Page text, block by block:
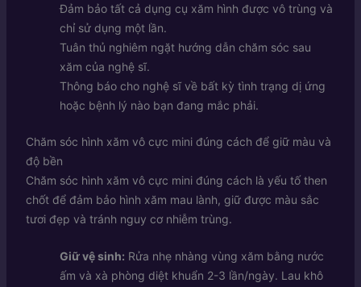
Đảm bảo tất cả dụng cụ xăm hình được vô trùng và
chỉ sử dụng một lần.
Tuân thủ nghiêm ngặt hướng dẫn chăm sóc sau
xăm của nghệ sĩ.
Thông báo cho nghệ sĩ về bất kỳ tình trạng dị ứng
hoặc bệnh lý nào bạn đang mắc phải.
Chăm sóc hình xăm vô cực mini đúng cách để giữ màu và
độ bền
Chăm sóc hình xăm vô cực mini đúng cách là yếu tố then
chốt để đảm bảo hình xăm mau lành, giữ được màu sắc
tươi đẹp và tránh nguy cơ nhiễm trùng.
Giữ vệ sinh: Rửa nhẹ nhàng vùng xăm bằng nước
ấm và xà phòng diệt khuẩn 2-3 lần/ngày. Lau khô